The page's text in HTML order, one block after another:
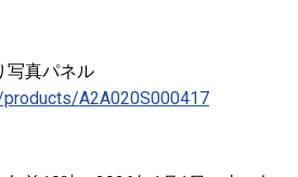
真パネル
A2A020S000417